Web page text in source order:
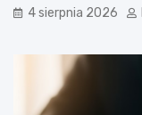
4 sierpnia 2026